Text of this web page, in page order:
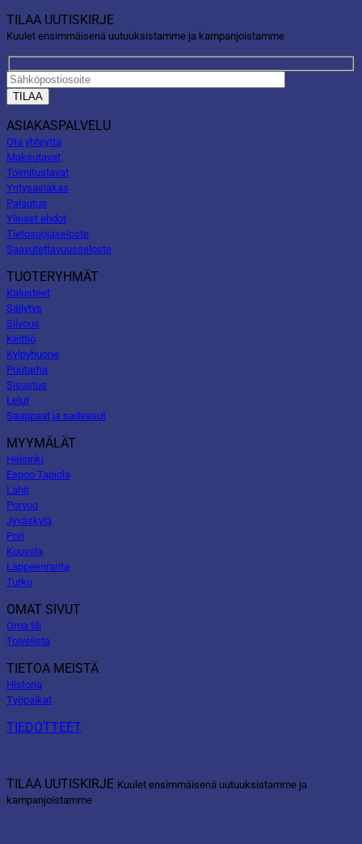
TILAA UUTISKIRJE
Kuulet ensimmäisenä uutuuksistamme ja kampanjoistamme
ASIAKASPALVELU
Ota yhteyttä
Maksutavat
Toimitustavat
Yritysasiakas
Palautus
Yleiset ehdot
Tietosuojaseloste
Saavutettavuusseloste
TUOTERYHMÄT
Kalusteet
Säilytys
Siivous
Keittiö
Kylpyhuone
Puutarha
Sisustus
Lelut
Saappaat ja sadeasut
MYYMÄLÄT
Helsinki
Espoo Tapiola
Lahti
Porvoo
Jyväskylä
Pori
Kouvola
Lappeenranta
Turku
OMAT SIVUT
Oma tili
Toivelista
TIETOA MEISTÄ
Historia
Työpaikat
TIEDOTTEET
TILAA UUTISKIRJE Kuulet ensimmäisenä uutuuksistamme ja
kampanjoistamme